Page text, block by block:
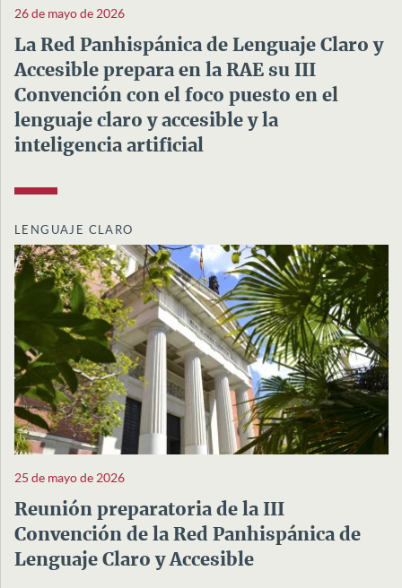
26 de mayo de 2026
La Red Panhispánica de Lenguaje Claro y
Accesible prepara en la RAE su III
Convención con el foco puesto en el
lenguaje claro y accesible y la
inteligencia artificial
LENGUAJE CLARO
25 de mayo de 2026
Reunión preparatoria de la III
Convención de la Red Panhispánica de
Lenguaje Claro y Accesible